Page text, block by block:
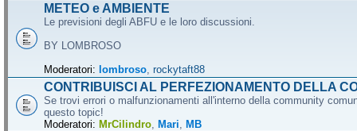
METEO e AMBIENTE
Le previsioni degli ABFU e le loro discussioni.
BY LOMBROSO
Moderatori: lombroso rockytaft88
CONTRIBUISCI AL PERFEZIONAMENTO DELLA
Se trovi errori o malfunzionamenti all'interno della community
questo topic!
Moderatori: MrCilindro Mari MB